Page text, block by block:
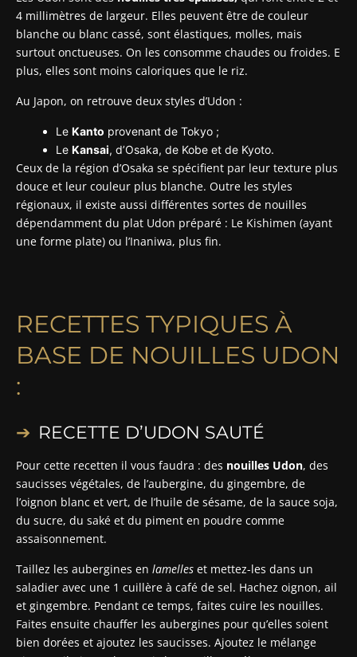
4 millimètres de largeur. Elles peuvent être de couleur
blanche ou blanc cassé, sont élastiques, molles, mais
surtout onctueuses. On les consomme chaudes ou froides. E
plus, elles sont moins caloriques que le riz.
Au Japon, on retrouve deux styles d’Udon :
Le Kanto provenant de Tokyo ;
Le Kansai, d’Osaka, de Kobe et de Kyoto.
Ceux de la région d’Osaka se spécifient par leur texture plus
douce et leur couleur plus blanche. Outre les styles
régionaux, il existe aussi différentes sortes de nouilles
dépendamment du plat Udon préparé : Le Kishimen (ayant
une forme plate) ou l’Inaniwa, plus fin.
RECETTES TYPIQUES À
BASE DE NOUILLES UDON
:
RECETTE D’UDON SAUTÉ
Pour cette recetten il vous faudra : des nouilles Udon, des
saucisses végétales, de l’aubergine, du gingembre, de
l’oignon blanc et vert, de l’huile de sésame, de la sauce soja,
du sucre, du saké et du piment en poudre comme
assaisonnement.
Taillez les aubergines en lamelles et mettez-les dans un
saladier avec une 1 cuillère à café de sel. Hachez oignon, ail
et gingembre. Pendant ce temps, faites cuire les nouilles.
Faites ensuite chauffer les aubergines pour qu’elles soient
bien dorées et ajoutez les saucisses. Ajoutez le mélange